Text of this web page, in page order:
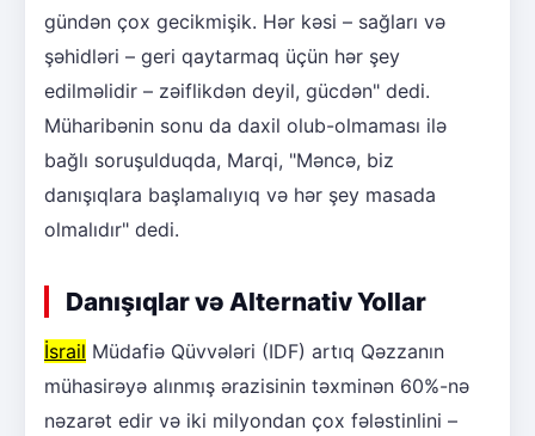
gündən çox gecikmişik. Hər kəsi – sağları və
şəhidləri – geri qaytarmaq üçün hər şey
edilməlidir – zəiflikdən deyil, gücdən" dedi.
Müharibənin sonu da daxil olub-olmaması ilə
bağlı soruşulduqda, Marqi, "Məncə, biz
danışıqlara başlamalıyıq və hər şey masada
olmalıdır" dedi.
Danışıqlar və Alternativ Yollar
İsrail Müdafiə Qüvvələri (IDF) artıq Qəzzanın
mühasirəyə alınmış ərazisinin təxminən 60%-nə
nəzarət edir və iki milyondan çox fələstinlini –